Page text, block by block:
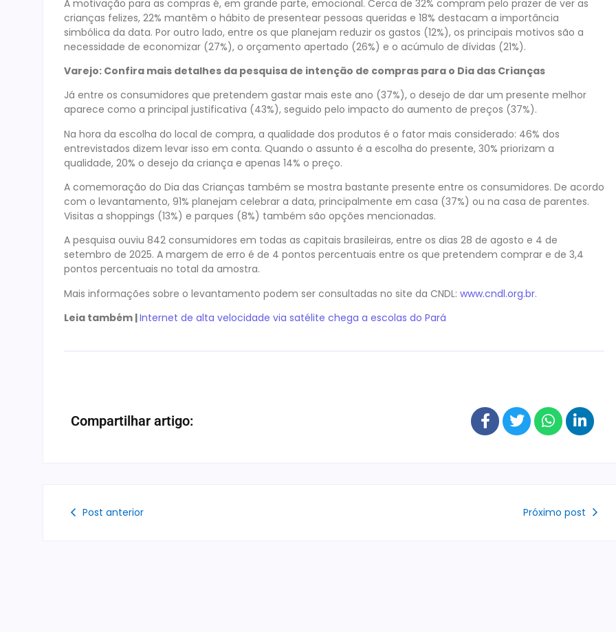
A motivação para as compras é, em grande parte, emocional. Cerca de 32% compram pelo prazer de ver as
crianças felizes, 22% mantêm o hábito de presentear pessoas queridas e 18% destacam a importância
simbólica da data. Por outro lado, entre os que planejam reduzir os gastos (12%), os principais motivos são a
necessidade de economizar (27%), o orçamento apertado (26%) e o acúmulo de dívidas (21%).
Varejo: Confira mais detalhes da pesquisa de intenção de compras para o Dia das Crianças
Já entre os consumidores que pretendem gastar mais este ano (37%), o desejo de dar um presente melhor
aparece como a principal justificativa (43%), seguido pelo impacto do aumento de preços (37%).
Na hora da escolha do local de compra, a qualidade dos produtos é o fator mais considerado: 46% dos
entrevistados dizem levar isso em conta. Quando o assunto é a escolha do presente, 30% priorizam a
qualidade, 20% o desejo da criança e apenas 14% o preço.
A comemoração do Dia das Crianças também se mostra bastante presente entre os consumidores. De acordo
com o levantamento, 91% planejam celebrar a data, principalmente em casa (37%) ou na casa de parentes.
Visitas a shoppings (13%) e parques (8%) também são opções mencionadas.
A pesquisa ouviu 842 consumidores em todas as capitais brasileiras, entre os dias 28 de agosto e 4 de
setembro de 2025. A margem de erro é de 4 pontos percentuais entre os que pretendem comprar e de 3,4
pontos percentuais no total da amostra.
Mais informações sobre o levantamento podem ser consultadas no site da CNDL: www.cndl.org.br.
Leia também |Internet de alta velocidade via satélite chega a escolas do Pará
Compartilhar artigo:
Post anterior Próximo post